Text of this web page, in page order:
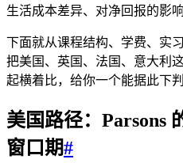
生活成本差异、对净回报的影
下面就从课程结构、学费、实
把美国、英国、法国、意大利
起横着比，给你一个能据此下
美国路径：Parsons
窗口期#